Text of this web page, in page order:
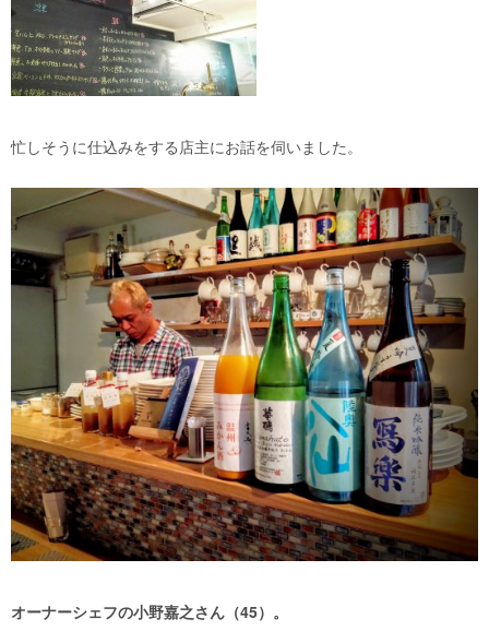
忙しそうに仕込みをする店主にお話を伺いました。
オーナーシェフの小野嘉之さん（45）。